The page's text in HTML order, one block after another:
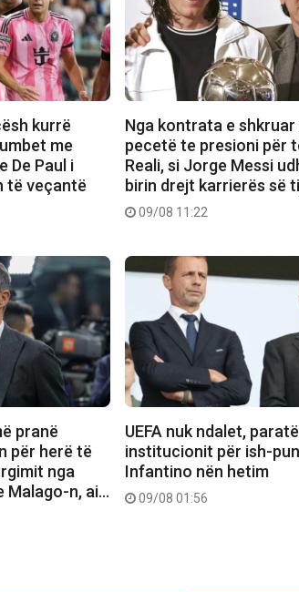
kurrë
me
De Paul i
të veçantë
Nga kontrata e shkruar
pecetë te presioni për
Reali, si Jorge Messi
birin drejt karrierës së
09/08 11:22
pranë
për herë të
nga
Malago-n, ai…
UEFA nuk ndalet,
institucionit për ish-
Infantino nën hetim
09/08 01:56